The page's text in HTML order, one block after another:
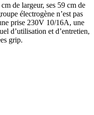
de largeur, ses 59 cm de
électrogène n’est pas
prise 230V 10/16A, une
d’utilisation et d’entretien,
grip.